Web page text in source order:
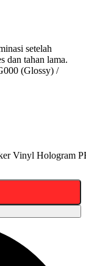
setelah
dan tahan lama.
(Glossy) /
Vinyl Hologram